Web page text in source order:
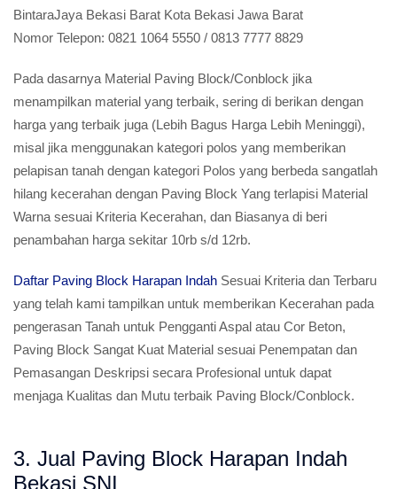
BintaraJaya Bekasi Barat Kota Bekasi Jawa Barat
Nomor Telepon: 0821 1064 5550 / 0813 7777 8829
Pada dasarnya Material Paving Block/Conblock jika
menampilkan material yang terbaik, sering di berikan dengan
harga yang terbaik juga (Lebih Bagus Harga Lebih Meninggi),
misal jika menggunakan kategori polos yang memberikan
pelapisan tanah dengan kategori Polos yang berbeda sangatlah
hilang kecerahan dengan Paving Block Yang terlapisi Material
Warna sesuai Kriteria Kecerahan, dan Biasanya di beri
penambahan harga sekitar 10rb s/d 12rb.
Daftar Paving Block Harapan Indah Sesuai Kriteria dan Terbaru
yang telah kami tampilkan untuk memberikan Kecerahan pada
pengerasan Tanah untuk Pengganti Aspal atau Cor Beton,
Paving Block Sangat Kuat Material sesuai Penempatan dan
Pemasangan Deskripsi secara Profesional untuk dapat
menjaga Kualitas dan Mutu terbaik Paving Block/Conblock.
3. Jual Paving Block Harapan Indah
Bekasi SNI